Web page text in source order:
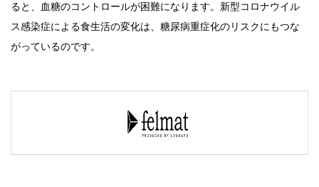
ると、血糖のコントロールが困難になります。新型コロナウイル
ス感染症による食生活の変化は、糖尿病重症化のリスクにもつな
がっているのです。